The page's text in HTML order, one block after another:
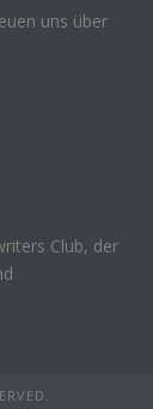
uns über
Club, der